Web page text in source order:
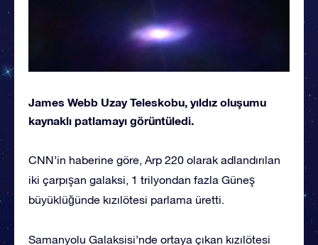
James Webb Uzay Teleskobu, yıldız oluşumu
kaynaklı patlamayı görüntüledi.
CNN’in haberine göre, Arp 220 olarak adlandırılan
iki çarpışan galaksi, 1 trilyondan fazla Güneş
büyüklüğünde kızılötesi parlama üretti.
Samanyolu Galaksisi’nde ortaya çıkan kızılötesi